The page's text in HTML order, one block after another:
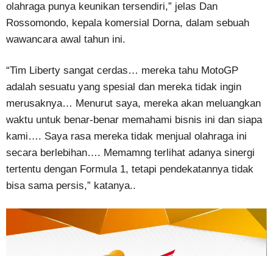
olahraga punya keunikan tersendiri,” jelas Dan
Rossomondo, kepala komersial Dorna, dalam sebuah
wawancara awal tahun ini.
“Tim Liberty sangat cerdas… mereka tahu MotoGP
adalah sesuatu yang spesial dan mereka tidak ingin
merusaknya… Menurut saya, mereka akan meluangkan
waktu untuk benar-benar memahami bisnis ini dan siapa
kami…. Saya rasa mereka tidak menjual olahraga ini
secara berlebihan…. Memamng terlihat adanya sinergi
tertentu dengan Formula 1, tetapi pendekatannya tidak
bisa sama persis,” katanya..